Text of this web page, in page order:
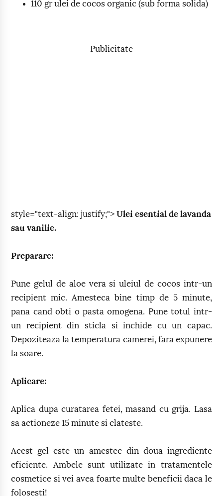
110 gr ulei de cocos organic (sub forma solida)
Publicitate
style="text-align: justify;">Ulei esential de lavanda
sau vanilie.
Preparare:
Pune gelul de aloe vera si uleiul de cocos intr-un
recipient mic. Amesteca bine timp de 5 minute,
pana cand obti o pasta omogena. Pune totul intr-
un recipient din sticla si inchide cu un capac.
Depoziteaza la temperatura camerei, fara expunere
la soare.
Aplicare:
Aplica dupa curatarea fetei, masand cu grija. Lasa
sa actioneze 15 minute si clateste.
Acest gel este un amestec din doua ingrediente
eficiente. Ambele sunt utilizate in tratamentele
cosmetice si vei avea foarte multe beneficii daca le
folosesti!